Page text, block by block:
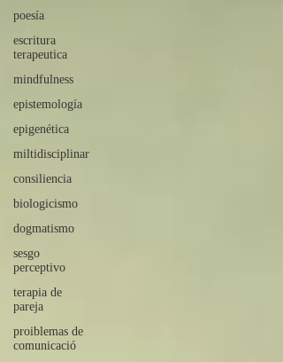
poesía
escritura
terapeutica
mindfulness
epistemología
epigenética
miltidisciplinar
consiliencia
biologicismo
dogmatismo
sesgo
perceptivo
terapia de
pareja
proiblemas de
comunicació